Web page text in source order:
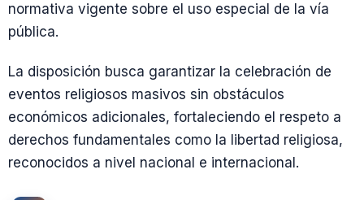
normativa vigente sobre el uso especial de la vía
pública.
La disposición busca garantizar la celebración de
eventos religiosos masivos sin obstáculos
económicos adicionales, fortaleciendo el respeto a
derechos fundamentales como la libertad religiosa,
reconocidos a nivel nacional e internacional.